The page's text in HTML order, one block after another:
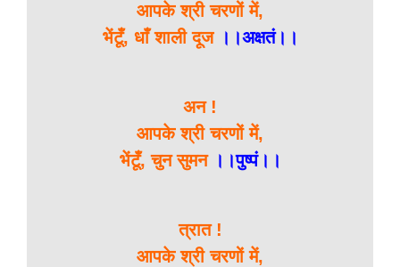
आपके श्री चरणों में,
भेंटूँ, धाँ शाली दूज ।।अक्षतं।।
अन !
आपके श्री चरणों में,
भेंटूँ, चुन सुमन ।।पुष्पं।।
त्रात !
आपके श्री चरणों में,